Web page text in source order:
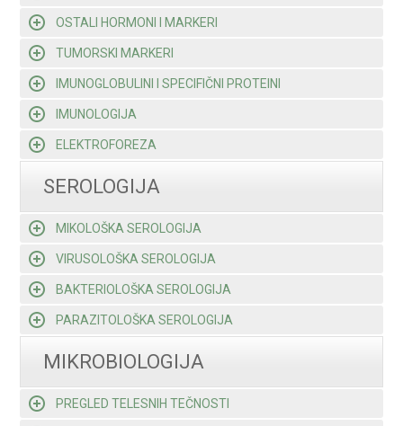
OSTALI HORMONI I MARKERI
TUMORSKI MARKERI
IMUNOGLOBULINI I SPECIFIČNI PROTEINI
IMUNOLOGIJA
ELEKTROFOREZA
SEROLOGIJA
MIKOLOŠKA SEROLOGIJA
VIRUSOLOŠKA SEROLOGIJA
BAKTERIOLOŠKA SEROLOGIJA
PARAZITOLOŠKA SEROLOGIJA
MIKROBIOLOGIJA
PREGLED TELESNIH TEČNOSTI